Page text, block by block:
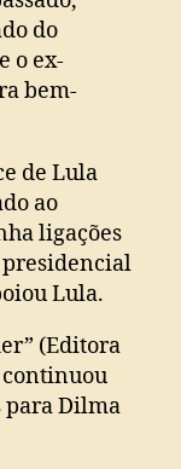
do
o ex-
bem-
de Lula
ao
ligações
presidencial
Lula.
(Editora
continuou
para Dilma